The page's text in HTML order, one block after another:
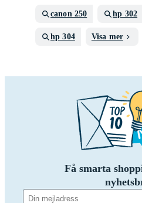
canon 250 hp 302
hp 304 Visa mer
Få smarta